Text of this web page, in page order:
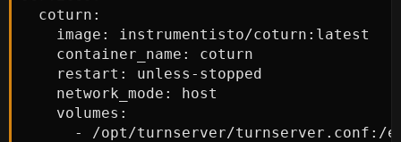
  coturn:
    image: instrumentisto/coturn:latest
    container_name: coturn
    restart: unless-stopped
    network_mode: host
    volumes:
- /opt/turnserver/turnserver.conf:/